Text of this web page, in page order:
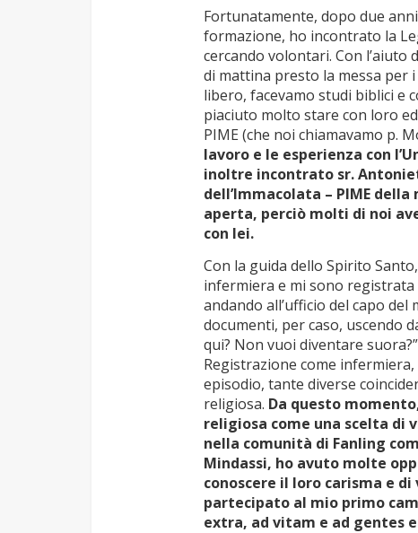
Fortunatamente, dopo due
formazione, ho incontrato la
cercando volontari. Con
di mattina presto la messa per
libero, facevamo studi biblici e
piaciuto molto stare con loro
PIME (che noi chiamavamo p.
lavoro e le esperienza con
inoltre incontrato sr.
dell’Immacolata – PIME
aperta, perciò molti di noi
con lei.
Con la guida dello Spirito
infermiera e mi sono
andando all’ufficio del capo
documenti, per caso, uscendo
qui? Non vuoi diventare
Registrazione come
episodio, tante diverse
religiosa. Da questo
religiosa come una scelta di
nella comunità di Fanling
Mindassi, ho avuto molte
conoscere il loro carisma e
partecipato al mio primo
extra, ad vitam e ad gentes